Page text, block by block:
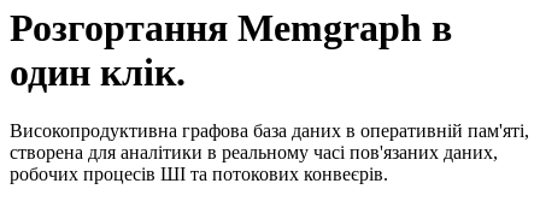
Розгортання Memgraph в
один клік.
Високопродуктивна графова база даних в оперативній пам'яті,
створена для аналітики в реальному часі пов'язаних даних,
робочих процесів ШІ та потокових конвеєрів.